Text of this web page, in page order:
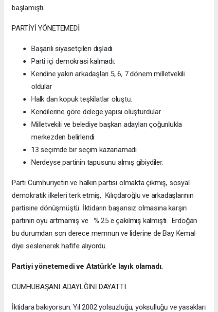
başlamıştı.
PARTİYİ YÖNETEMEDİ
Başarılı siyasetçileri dışladı
Parti içi demokrasi kalmadı.
Kendine yakın arkadaşları 5, 6, 7 dönem milletvekili
oldular
Halk dan kopuk teşkilatlar oluştu.
Kendilerine göre delege yapısı oluşturdular
Milletvekili ve belediye başkan adayları çoğunlukla
merkezden belirlendi
13 seçimde bir seçim kazanamadı
Nerdeyse partinin tapusunu almış gibiydiler.
Parti Cumhuriyetin ve halkın partisi olmakta çıkmış, sosyal
demokratik ilkeleri terk etmiş, Kılıçdaroğlu ve arkadaşlarının
partisine dönüşmüştü. İktidarın başarısız olmasına karşın
partinin oyu artmamış ve % 25 e çakılmış kalmıştı. Erdoğan
bu durumdan son derece memnun ve liderine de Bay Kemal
diye seslenerek hafife alıyordu.
Partiyi yönetemedi ve Atatürk’e layık olamadı.
CUMHUBAŞANI ADAYLĞINI DAYATTI
İktidara bakıyorsun. Yıl 2002 yolsuzluğu, yoksulluğu ve yasakları